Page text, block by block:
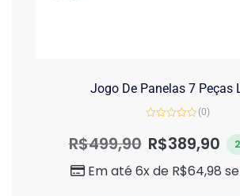
Jogo De Panelas 7 Peças
de
(0)
R$499,90 R$389,90
Em até 6x de R$64,98